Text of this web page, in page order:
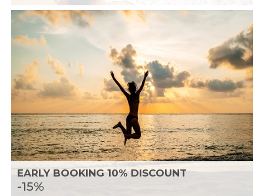
EARLY BOOKING 10% DISCOUNT
-15%